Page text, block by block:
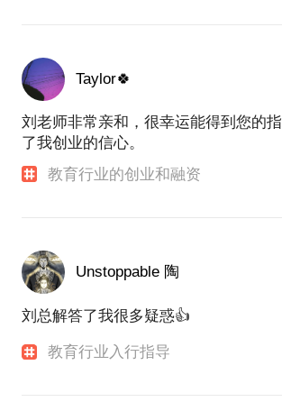
Taylor🍀
刘老师非常亲和，很幸运能得到您的
了我创业的信心。
教育行业的创业和融资
Unstoppable 陶
刘总解答了我很多疑惑👍
教育行业入行指导